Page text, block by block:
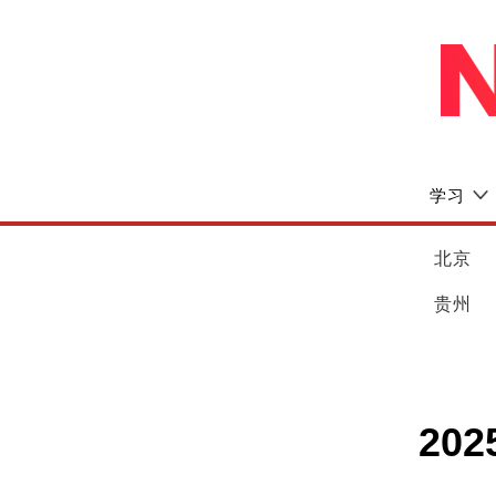
学习
北京
贵州